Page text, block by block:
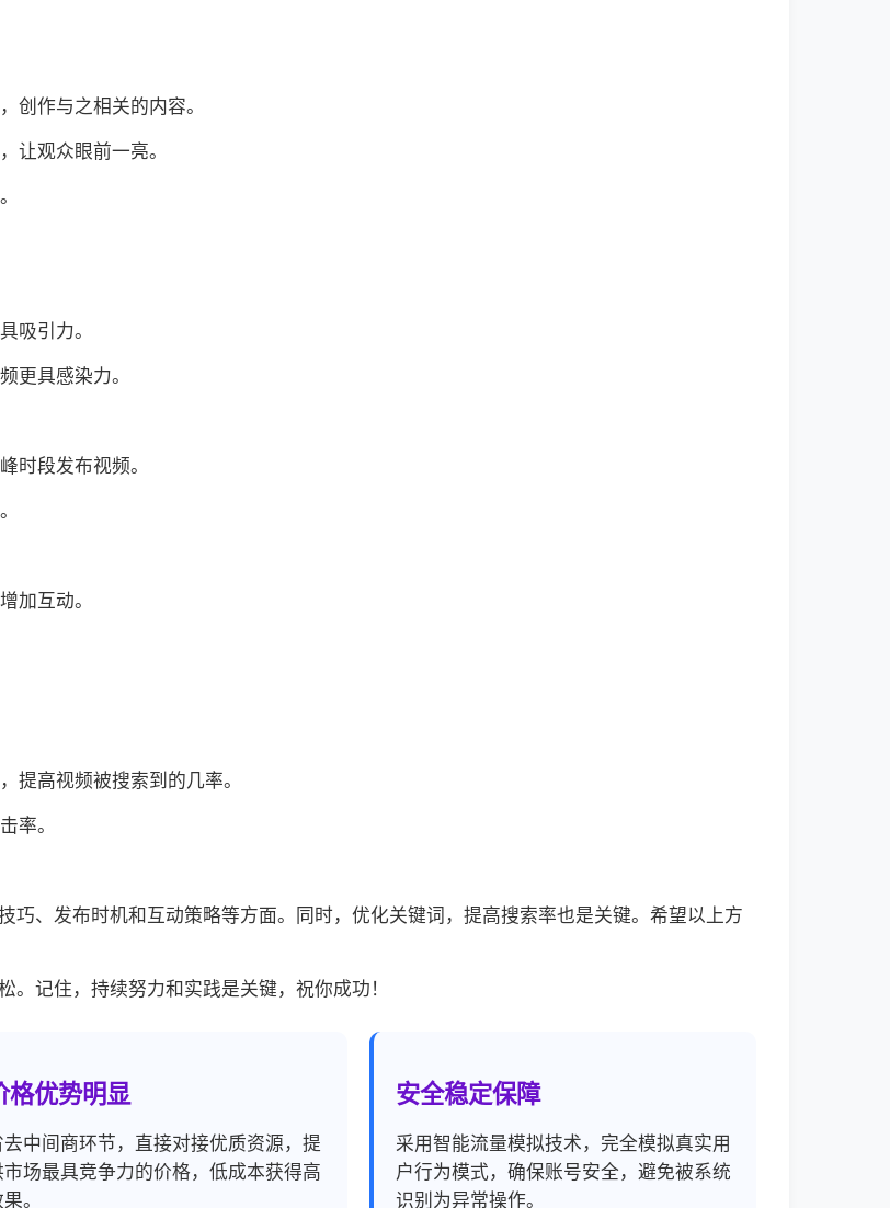
创作与之相关的内容。
让观众眼前一亮。
吸引力。
更具感染力。
时段发布视频。
加互动。
提高视频被搜索到的几率。
率。
巧、发布时机和互动策略等方面。同时，优化关键词，提高搜索率也是关键。希望以上方
记住，持续努力和实践是关键，祝你成功！
格优势明显
去中间商环节，直接对接优质资源，提
市场最具竞争力的价格，低成本获得高
。
安全稳定保障
采用智能流量模拟技术，完全模拟真实用
户行为模式，确保账号安全，避免被系统
识别为异常操作。